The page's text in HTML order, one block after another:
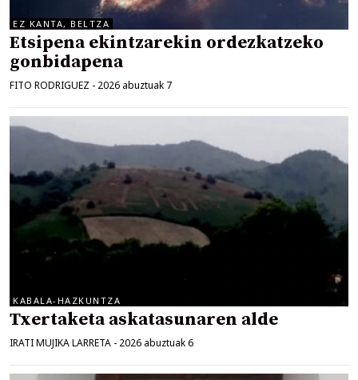
EZ KANTA, BELTZA
Etsipena ekintzarekin ordezkatzeko
gonbidapena
FITO RODRIGUEZ - 2026 abuztuak 7
KABALA-HAZKUNTZA
Txertaketa askatasunaren alde
IRATI MUJIKA LARRETA - 2026 abuztuak 6